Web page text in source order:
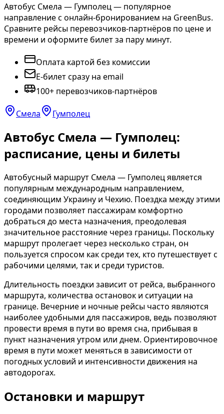
Автобус Смела — Гумполец — популярное
направление с онлайн-бронированием на GreenBus.
Сравните рейсы перевозчиков-партнёров по цене и
времени и оформите билет за пару минут.
Оплата картой без комиссии
E-билет сразу на email
100+ перевозчиков-партнёров
Смела Гумполец
Автобус Смела — Гумполец:
расписание, цены и билеты
Автобусный маршрут Смела — Гумполец является
популярным международным направлением,
соединяющим Украину и Чехию. Поездка между этими
городами позволяет пассажирам комфортно
добраться до места назначения, преодолевая
значительное расстояние через границы. Поскольку
маршрут пролегает через несколько стран, он
пользуется спросом как среди тех, кто путешествует с
рабочими целями, так и среди туристов.
Длительность поездки зависит от рейса, выбранного
маршрута, количества остановок и ситуации на
границе. Вечерние и ночные рейсы часто являются
наиболее удобными для пассажиров, ведь позволяют
провести время в пути во время сна, прибывая в
пункт назначения утром или днем. Ориентировочное
время в пути может меняться в зависимости от
погодных условий и интенсивности движения на
автодорогах.
Остановки и маршрут